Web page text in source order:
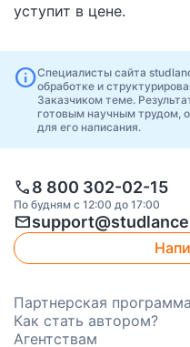
уступит в цене.
infoСпециалисты сайта
обработке и
Заказчиком теме.
готовым научным трудом,
для его написания.
call8 800 302-02-15
По будням с 12:00 до 17:00
mail
Партнерская программа
Как стать автором?
Агентствам